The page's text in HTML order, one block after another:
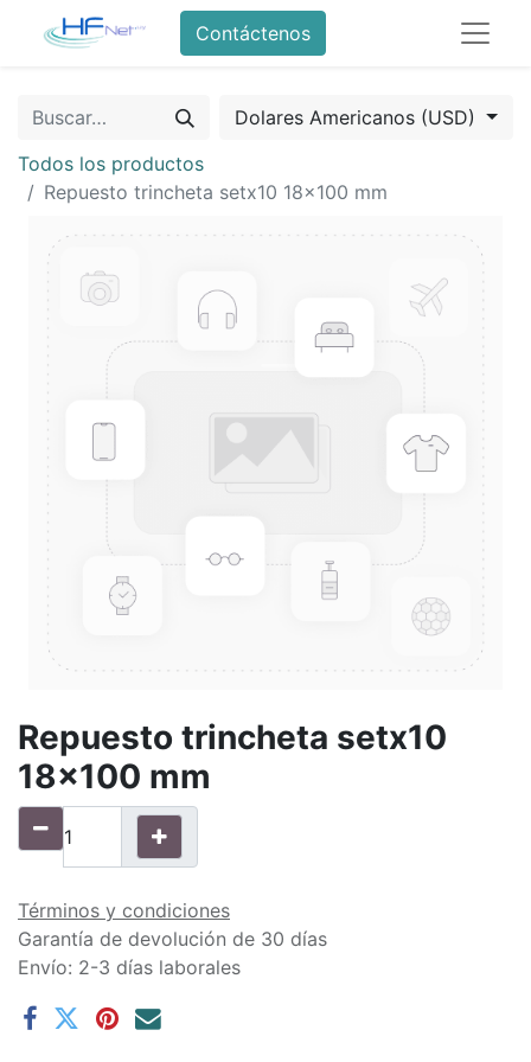
Contáctenos
Dolares Americanos (USD)
Todos los productos
Repuesto trincheta setx10 18x100 mm
Repuesto trincheta setx10
18x100 mm
Términos y condiciones
Garantía de devolución de 30 días
Envío: 2-3 días laborales